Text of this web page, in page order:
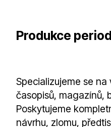
Produkce
Specializujeme se na
časopisů, magazínů,
Poskytujeme
návrhu, zlomu,